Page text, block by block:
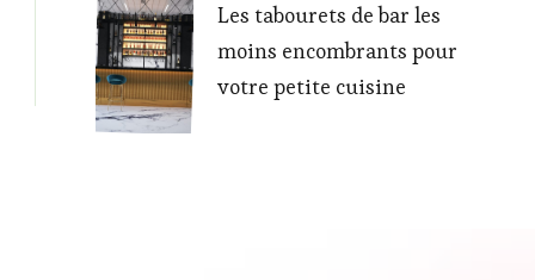
Les tabourets de bar les
moins encombrants pour
votre petite cuisine